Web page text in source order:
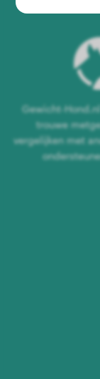
Gewicht-
trouwe
vergelijken met